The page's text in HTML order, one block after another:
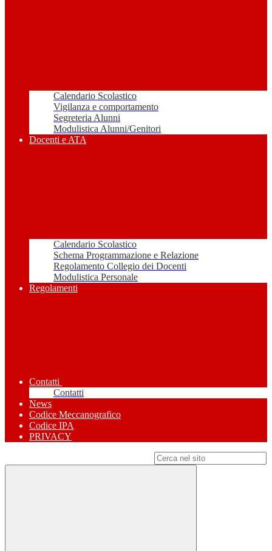
Calendario Scolastico
Vigilanza e comportamento
Segreteria Alunni
Modulistica Alunni/Genitori
Docenti e ATA
Calendario Scolastico
Schema Programmazione e Relazione
Regolamento Collegio dei Docenti
Modulistica Personale
Regolamenti
Contatti
Contatti
News
Codice Meccanografico
Codice IPA
PRIVACY